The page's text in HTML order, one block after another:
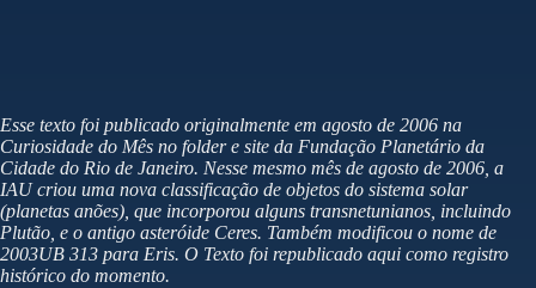
Esse texto foi publicado originalmente em agosto de 2006 na
Curiosidade do Mês no folder e site da Fundação Planetário da
Cidade do Rio de Janeiro. Nesse mesmo mês de agosto de 2006, a
IAU criou uma nova classificação de objetos do sistema solar
(planetas anões), que incorporou alguns transnetunianos, incluindo
Plutão, e o antigo asteróide Ceres. Também modificou o nome de
2003UB 313 para Eris. O Texto foi republicado aqui como registro
histórico do momento.